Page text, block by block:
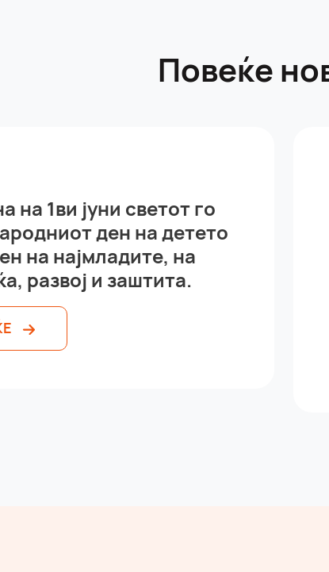
Повеќе
на 1ви јуни светот го
ден на детето
на најмладите, на
развој и заштита.